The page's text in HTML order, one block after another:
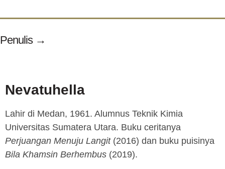
Penulis →
Nevatuhella
Lahir di Medan, 1961. Alumnus Teknik Kimia
Universitas Sumatera Utara. Buku ceritanya
Perjuangan Menuju Langit(2016) dan buku puisinya
Bila Khamsin Berhembus (2019).